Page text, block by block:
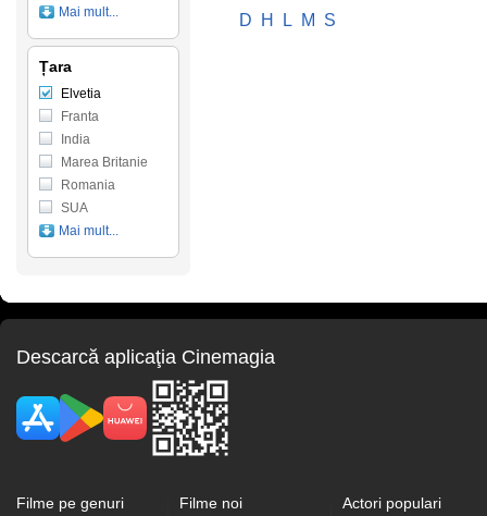
D H L M S
Mai mult...
Țara
Elvetia
Franta
India
Marea Britanie
Romania
SUA
Mai mult...
Descarcă aplicaţia Cinemagia
Filme pe genuri Filme noi Actori populari